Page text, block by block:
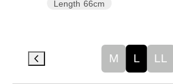
Length 66cm
M L LL